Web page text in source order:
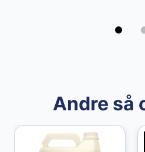
Andre så